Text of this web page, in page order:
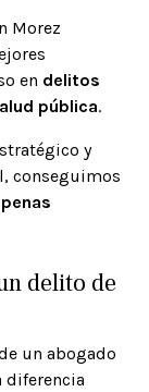
Morez
en delitos
pública.
y
conseguimos
delito de
un abogado
diferencia